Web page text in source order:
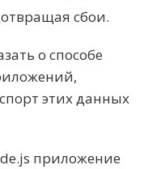
сбои.
о способе
этих данных
приложение